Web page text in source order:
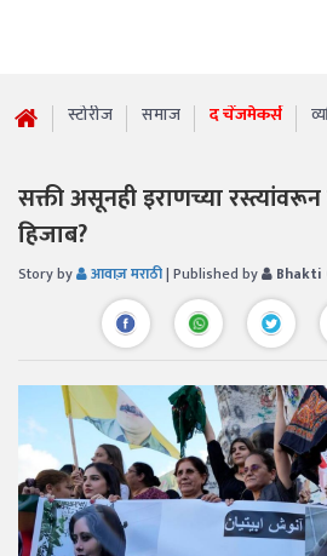
स्टोरीज समाज द चेंजमेकर्स
सक्ती असूनही इराणच्या
हिजाब?
Story by आवाज़ मराठी| Published by Bhakti